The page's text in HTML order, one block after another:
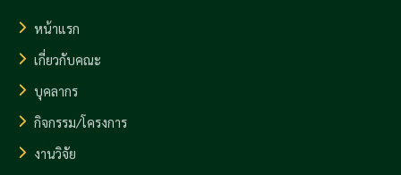
หน้าแรก
เกี่ยวกับคณะ
บุคลากร
กิจกรรม/โครงการ
งานวิจัย